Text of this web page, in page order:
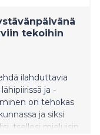
tekoihin
ilahduttavia
ja -
on tehokas
ja siksi
itsellesi mieluisin